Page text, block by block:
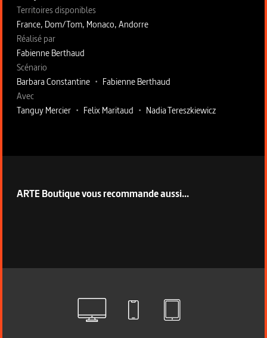
Territoires disponibles
France, Dom/Tom, Monaco, Andorre
Fiche technique section droite
Réalisé par
Fabienne Berthaud
Scénario
Barbara Constantine • Fabienne Berthaud
Avec
Tanguy Mercier • Felix Maritaud • Nadia Tereszkiewicz
ARTE Boutique vous recommande aussi...